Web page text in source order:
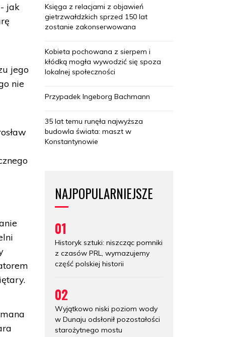
jak
jego
nie
Księga z relacjami z objawień
gietrzwałdzkich sprzed 150 lat
zostanie zakonserwowana
Kobieta pochowana z sierpem i
kłódką mogła wywodzić się spoza
lokalnej społeczności
Przypadek Ingeborg Bachmann
35 lat temu runęła najwyższa
budowla świata: maszt w
Konstantynowie
NAJPOPULARNIEJSZE
01
Historyk sztuki: niszcząc pomniki
z czasów PRL, wymazujemy
część polskiej historii
02
Wyjątkowo niski poziom wody
w Dunaju odsłonił pozostałości
starożytnego mostu